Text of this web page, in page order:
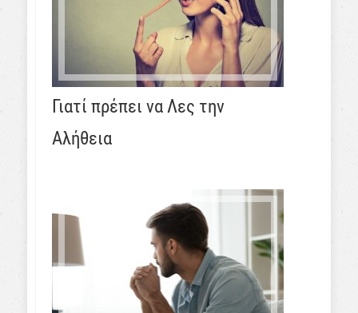
Γιατί πρέπει να Λες την
Αλήθεια